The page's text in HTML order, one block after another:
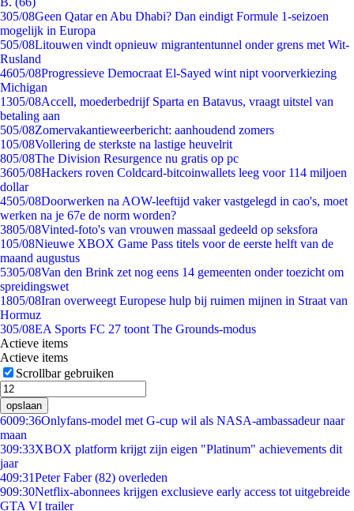
305/08Geen Qatar en Abu Dhabi? Dan eindigt Formule 1-seizoen
mogelijk in Europa
505/08Litouwen vindt opnieuw migrantentunnel onder grens met Wit-
Rusland
4605/08Progressieve Democraat El-Sayed wint nipt voorverkiezing
Michigan
1305/08Accell, moederbedrijf Sparta en Batavus, vraagt uitstel van
betaling aan
505/08Zomervakantieweerbericht: aanhoudend zomers
105/08Vollering de sterkste na lastige heuvelrit
805/08The Division Resurgence nu gratis op pc
3605/08Hackers roven Coldcard-bitcoinwallets leeg voor 114 miljoen
dollar
4505/08Doorwerken na AOW-leeftijd vaker vastgelegd in cao's, moet
werken na je 67e de norm worden?
3805/08Vinted-foto's van vrouwen massaal gedeeld op seksfora
105/08Nieuwe XBOX Game Pass titels voor de eerste helft van de
maand augustus
5305/08Van den Brink zet nog eens 14 gemeenten onder toezicht om
spreidingswet
1805/08Iran overweegt Europese hulp bij ruimen mijnen in Straat van
Hormuz
305/08EA Sports FC 27 toont The Grounds-modus
Actieve items
Actieve items
Scrollbar gebruiken
opslaan
6009:36Onlyfans-model met G-cup wil als NASA-ambassadeur naar
maan
309:33XBOX platform krijgt zijn eigen "Platinum" achievements dit
jaar
409:31Peter Faber (82) overleden
909:30Netflix-abonnees krijgen exclusieve early access tot uitgebreide
GTA VI trailer